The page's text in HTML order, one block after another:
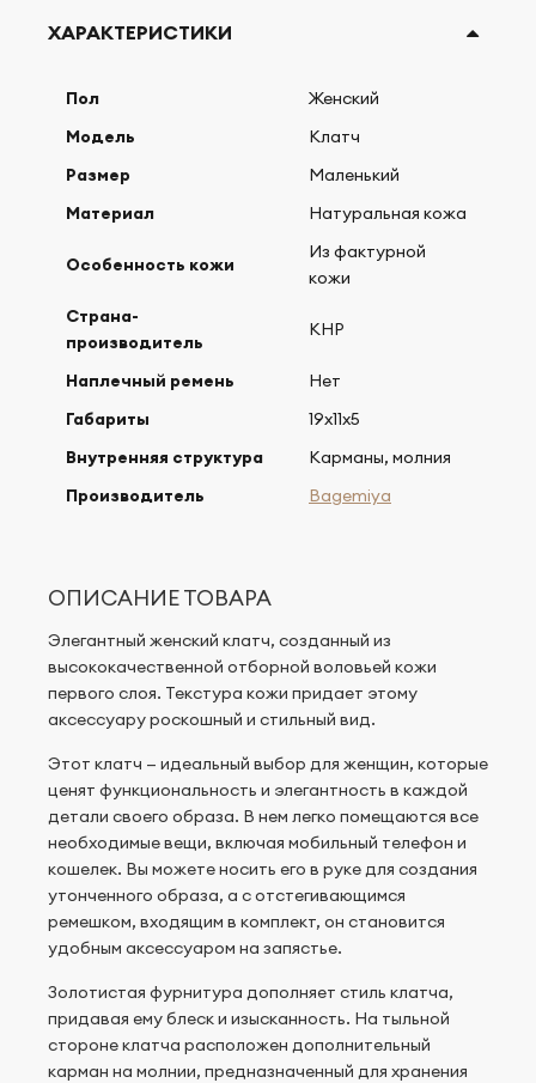
ХАРАКТЕРИСТИКИ
Пол
Женский
Модель
Клатч
Размер
Маленький
Материал
Натуральная кожа
Особенность кожи
Из фактурной
кожи
Страна-
производитель
КНР
Наплечный ремень
Нет
Габариты
19х11х5
Внутренняя структура
Карманы, молния
Производитель
Bagemiya
ОПИСАНИЕ ТОВАРА
Элегантный женский клатч, созданный из
высококачественной отборной воловьей кожи
первого слоя. Текстура кожи придает этому
аксессуару роскошный и стильный вид.
Этот клатч — идеальный выбор для женщин, которые
ценят функциональность и элегантность в каждой
детали своего образа. В нем легко помещаются все
необходимые вещи, включая мобильный телефон и
кошелек. Вы можете носить его в руке для создания
утонченного образа, а с отстегивающимся
ремешком, входящим в комплект, он становится
удобным аксессуаром на запястье.
Золотистая фурнитура дополняет стиль клатча,
придавая ему блеск и изысканность. На тыльной
стороне клатча расположен дополнительный
карман на молнии, предназначенный для хранения